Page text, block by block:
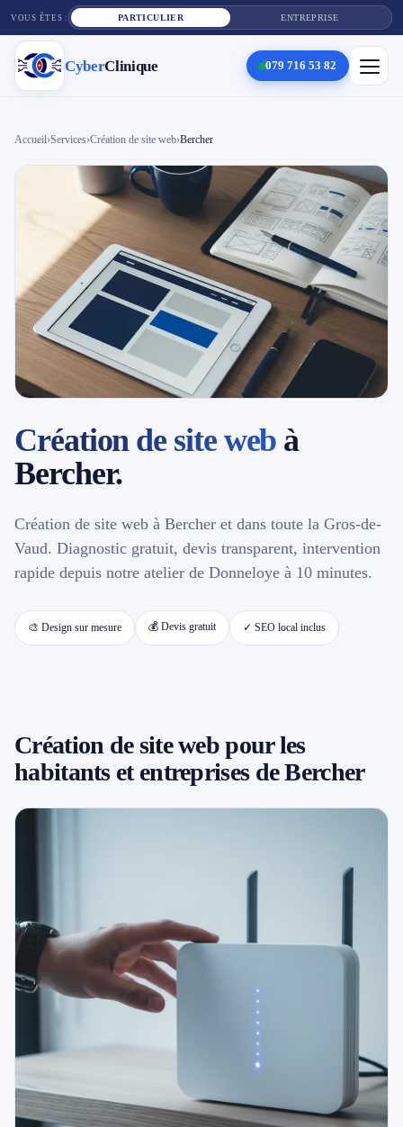
VOUS ÊTES : PARTICULIER ENTREPRISE
CyberClinique 079 716 53 82
Cyber Clinique
Réparation téléphone
Tarifs
Blog
📱 Réparation téléphone par marque
Gros-de-Vaud
Broye 5
→ Toutes les zones d'intervention (21 villes)
Accueil›Services›Création de site web›Bercher
Création de site web à
Bercher.
Création de site web à Bercher et dans toute la Gros-de-
Vaud. Diagnostic gratuit, devis transparent, intervention
rapide depuis notre atelier de Donneloye à 10 minutes.
🎨 Design sur mesure 💰 Devis gratuit ✓ SEO local inclus
Création de site web pour les
habitants et entreprises de Bercher